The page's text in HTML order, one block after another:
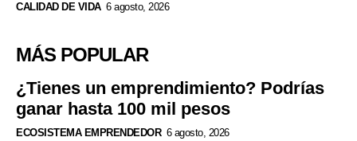
CALIDAD DE VIDA 6 agosto, 2026
MÁS POPULAR
¿Tienes un emprendimiento? Podrías
ganar hasta 100 mil pesos
ECOSISTEMA EMPRENDEDOR 6 agosto, 2026